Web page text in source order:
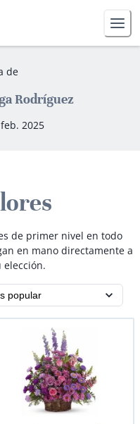
de
Rodríguez
2025
de primer nivel en todo
en mano directamente a
elección.